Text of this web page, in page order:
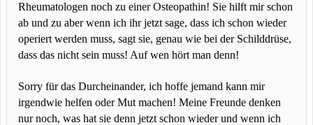
Rheumatologen noch zu einer Osteopathin! Sie hilft mir schon
ab und zu aber wenn ich ihr jetzt sage, dass ich schon wieder
operiert werden muss, sagt sie, genau wie bei der Schilddrüse,
dass das nicht sein muss! Auf wen hört man denn!
Sorry für das Durcheinander, ich hoffe jemand kann mir
irgendwie helfen oder Mut machen! Meine Freunde denken
nur noch, was hat sie denn jetzt schon wieder und wenn ich